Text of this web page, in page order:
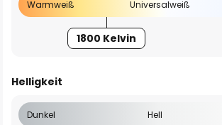
Warmweiß Universalweiß
1800 Kelvin
Helligkeit
Dunkel Hell